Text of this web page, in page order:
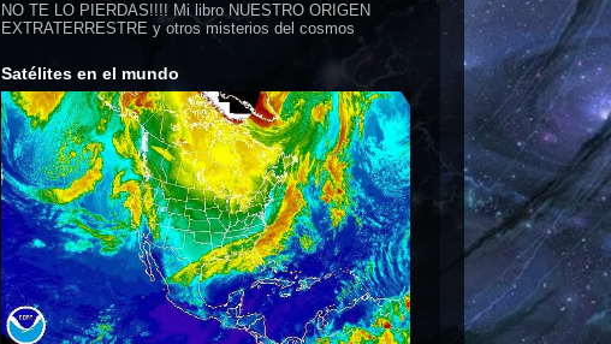
NO TE LO PIERDAS!!!! Mi libro NUESTRO ORIGEN
EXTRATERRESTRE y otros misterios del cosmos
Satélites en el mundo